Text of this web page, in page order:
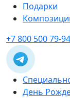
Подарки
+7 800 500 79-94
День